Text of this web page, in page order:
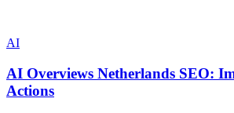
AI
AI Overviews Netherlands SEO:
Actions